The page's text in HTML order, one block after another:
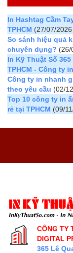
In Hashtag Cầm
TPHCM (27/07/
So sánh hiệu quả
chuyên dụng? (26/
In Kỹ Thuật Số
TPHCM - Công ty
Công ty in nhanh
theo yêu cầu (02/
Top 10 công ty in
rẻ tại TPHCM (09/
CÔNG TY
DIGITAL
365 Lê